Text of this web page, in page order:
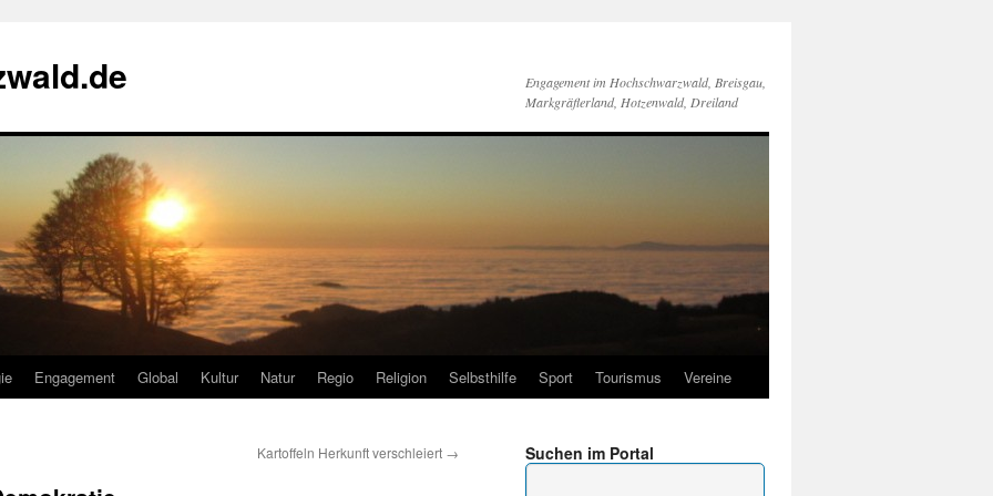
Engagement im Hochschwarzwald, Breisgau,
Markgräflerland, Hotzenwald, Dreiland
Engagement Global Kultur Natur Regio Religion Selbsthilfe Sport Tourismus Vereine
Kartoffeln Herkunft verschleiert → Suchen im Portal